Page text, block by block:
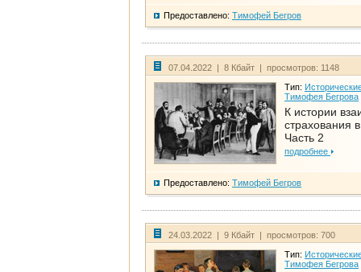
Предоставлено: Тимофей Бегров
07.04.2022 | 8 Кбайт | просмотров: 1148
Тип:
Тимофея Бегрова
К истории
страхования
Часть 2
подробнее
Предоставлено: Тимофей Бегров
24.03.2022 | 9 Кбайт | просмотров: 700
Тип:
Тимофея Бегрова